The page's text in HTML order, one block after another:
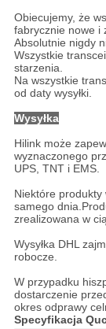
Obiecujemy, że
fabrycznie nowe i
Absolutnie nigdy
Wszystkie
starzenia.
Na wszystkie
od daty wysyłki.
Wysyłka
Hilink może
wyznaczonego
UPS, TNT i EMS.
Niektóre produkty
samego
zrealizowana w
Wysyłka DHL
robocze.
W przypadku
dostarczenie
okres odprawy
Specyfikacja